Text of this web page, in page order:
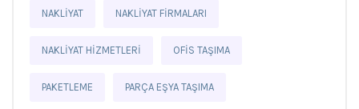
NAKLIYAT NAKLIYAT FIRMALARI
NAKLIYAT HIZMETLERI OFIS TAŞIMA
PAKETLEME PARÇA EŞYA TAŞIMA